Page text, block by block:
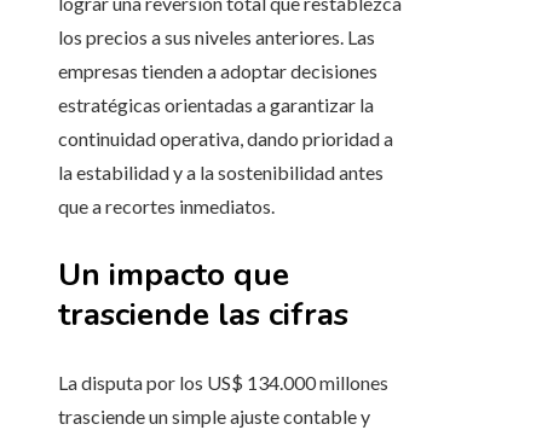
los precios a sus niveles anteriores. Las
empresas tienden a adoptar decisiones
estratégicas orientadas a garantizar la
continuidad operativa, dando prioridad a
la estabilidad y a la sostenibilidad antes
que a recortes inmediatos.
Un impacto que
trasciende las cifras
La disputa por los US$ 134.000 millones
trasciende un simple ajuste contable y